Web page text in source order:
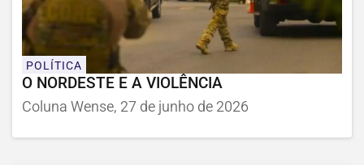
POLÍTICA
O NORDESTE E A VIOLÊNCIA
Coluna Wense, 27 de junho de 2026